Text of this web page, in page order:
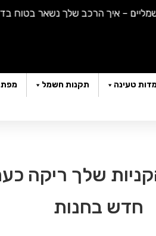
– איך הרכב שלך נשאר בטוח
טעינה תקנות חשמל מפת
שלך ריקה
חדש בחנות